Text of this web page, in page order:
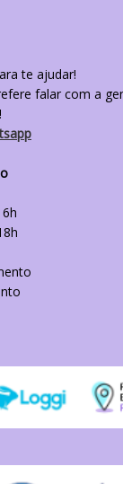
te ajudar!
falar com a